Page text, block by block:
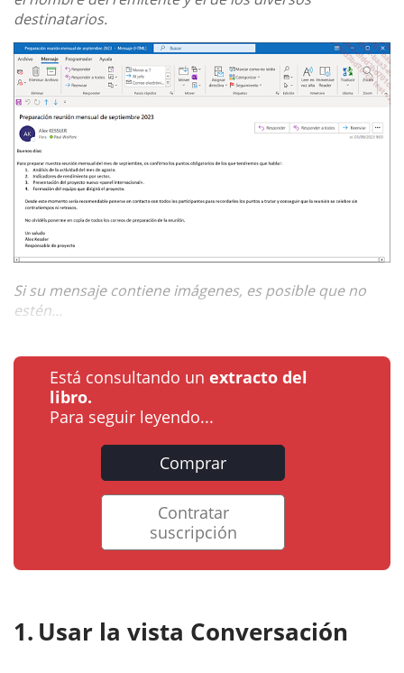
destinatarios.
Si su mensaje contiene imágenes, es posible que no
estén...
Está consultando un extracto del
libro.
Para seguir leyendo...
Comprar
Contratar
suscripción
Usar la vista Conversación